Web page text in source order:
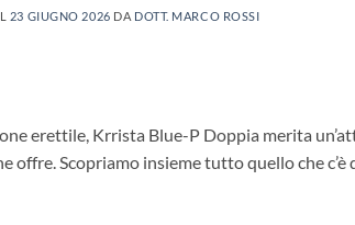
23 GIUGNO 2026 DA DOTT. MARCO ROSSI
erettile, Krrista Blue-P Doppia merita
offre. Scopriamo insieme tutto quello che c’è